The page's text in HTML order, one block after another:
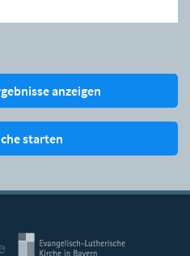
anzeigen
starten